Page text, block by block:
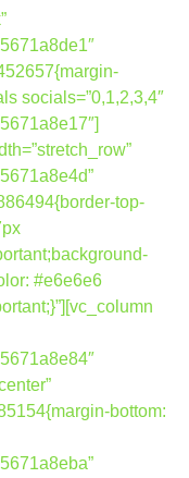
socials=”0,1,2,3,4″
top-
#e6e6e6
bottom: